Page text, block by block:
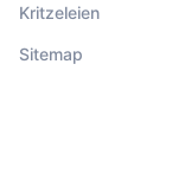
Kritzeleien
Sitemap